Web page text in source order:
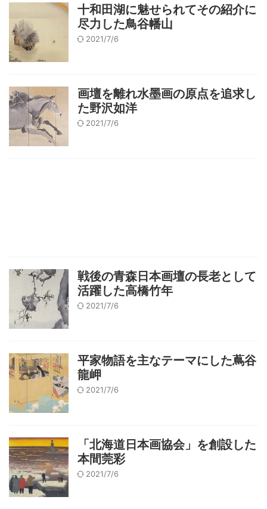
十和田湖に魅せられてその紹介に
尽力した鳥谷幡山
2021/7/6
画壇を離れ水墨画の原点を追求し
た野沢如洋
2021/7/6
戦後の青森日本画壇の長老として
活躍した高橋竹年
2021/7/6
平家物語を主なテーマにした蔦谷
龍岬
2021/7/6
「北海道日本画協会」を創設した
本間莞彩
2021/7/6